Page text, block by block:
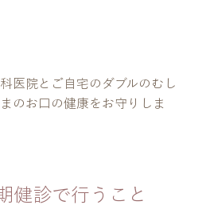
医院とご自宅のダブルのむし
のお口の健康をお守りしま
健診で行うこと